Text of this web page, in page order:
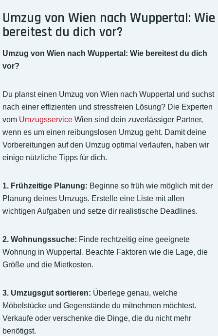
Umzug von Wien nach Wuppertal: Wie
bereitest du dich vor?
Umzug von Wien nach Wuppertal: Wie bereitest du dich
vor?
Du planst einen Umzug von Wien nach Wuppertal und suchst
nach einer effizienten und stressfreien Lösung? Die Experten
vom Umzugsservice Wien sind dein zuverlässiger Partner,
wenn es um einen reibungslosen Umzug geht. Damit deine
Vorbereitungen auf den Umzug optimal verlaufen, haben wir
einige nützliche Tipps für dich.
1. Frühzeitige Planung: Beginne so früh wie möglich mit der
Planung deines Umzugs. Erstelle eine Liste mit allen
wichtigen Aufgaben und setze dir realistische Deadlines.
2. Wohnungssuche: Finde rechtzeitig eine geeignete
Wohnung in Wuppertal. Beachte Faktoren wie die Lage, die
Größe und die Mietkosten.
3. Umzugsgut sortieren: Überlege genau, welche
Möbelstücke und Gegenstände du mitnehmen möchtest.
Verkaufe oder verschenke die Dinge, die du nicht mehr
benötigst.